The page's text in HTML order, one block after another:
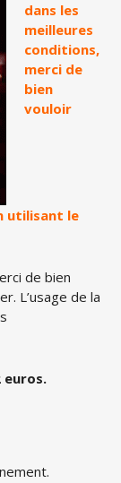
dans les
meilleures
conditions,
merci de
bien
vouloir
utilisant le
de bien
L’usage de la
euros.